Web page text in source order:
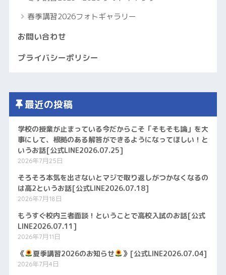
春季講習2026フォトギャラリー
お問い合わせ
プライバシーポリシー
最近の投稿
学校の授業が止まっている今だからこそ「そもそも論」を大
事にして、根拠のある解答ができるようになってほしい！と
いうお話[公式LINE2026.07.25]
2026年7月25日
そろそろ本気を出さないとマジで取り返しがつかなくなるの
は高2というお話[公式LINE2026.07.18]
2026年7月18日
もうすぐ校内三者面談！ということで高校入試のお話[公式
LINE2026.07.11]
2026年7月11日
《 夏季講習2026のお知らせ 》[公式LINE2026.07.04]
2026年7月4日